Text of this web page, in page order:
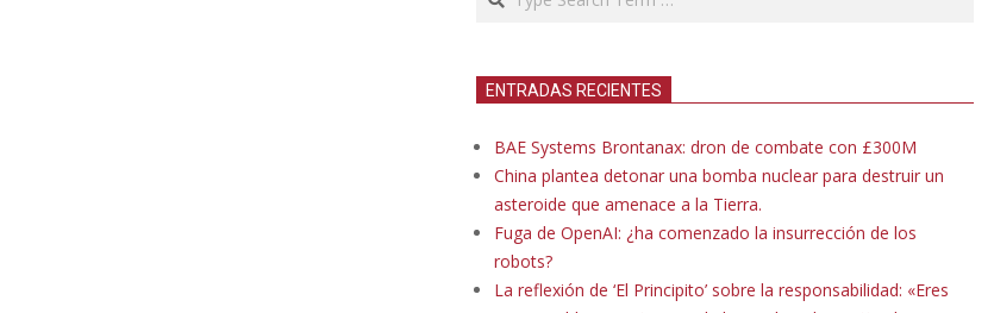
ENTRADAS RECIENTES
BAE Systems Brontanax: dron de combate con £300M
China plantea detonar una bomba nuclear para destruir un
asteroide que amenace a la Tierra.
Fuga de OpenAI: ¿ha comenzado la insurrección de los
robots?
La reflexión de ‘El Principito’ sobre la responsabilidad: «Eres